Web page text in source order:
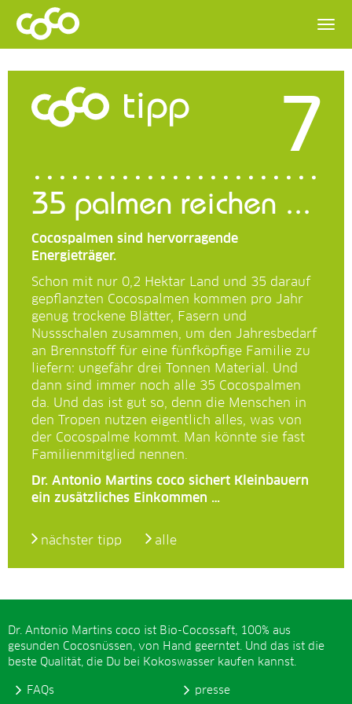
tipp 7
35 palmen reichen ...
Cocospalmen sind hervorragende
Energieträger.
Schon mit nur 0,2 Hektar Land und 35 darauf
gepflanzten Cocospalmen kommen pro Jahr
genug trockene Blätter, Fasern und
Nussschalen zusammen, um den Jahresbedarf
an Brennstoff für eine fünfköpfige Familie zu
liefern: ungefähr drei Tonnen Material. Und
dann sind immer noch alle 35 Cocospalmen
da. Und das ist gut so, denn die Menschen in
den Tropen nutzen eigentlich alles, was von
der Cocospalme kommt. Man könnte sie fast
Familienmitglied nennen.
Dr. Antonio Martins coco sichert Kleinbauern
ein zusätzliches Einkommen …
nächster tipp alle
Dr. Antonio Martins coco ist Bio-Cocossaft, 100% aus
gesunden Cocosnüssen, von Hand geerntet. Und das ist die
beste Qualität, die Du bei Kokoswasser kaufen kannst.
FAQs presse